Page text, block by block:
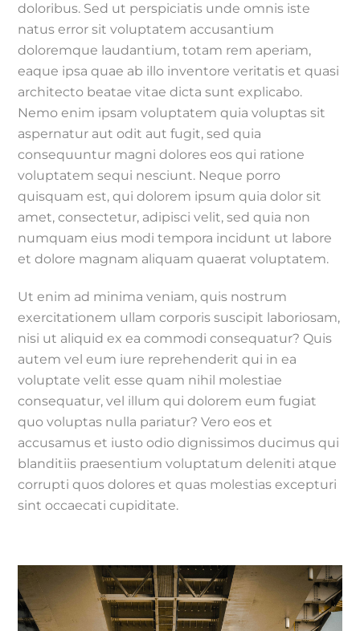
doloribus. Sed ut perspiciatis unde omnis iste
natus error sit voluptatem accusantium
doloremque laudantium, totam rem aperiam,
eaque ipsa quae ab illo inventore veritatis et quasi
architecto beatae vitae dicta sunt explicabo.
Nemo enim ipsam voluptatem quia voluptas sit
aspernatur aut odit aut fugit, sed quia
consequuntur magni dolores eos qui ratione
voluptatem sequi nesciunt. Neque porro
quisquam est, qui dolorem ipsum quia dolor sit
amet, consectetur, adipisci velit, sed quia non
numquam eius modi tempora incidunt ut labore
et dolore magnam aliquam quaerat voluptatem.
Ut enim ad minima veniam, quis nostrum
exercitationem ullam corporis suscipit laboriosam,
nisi ut aliquid ex ea commodi consequatur? Quis
autem vel eum iure reprehenderit qui in ea
voluptate velit esse quam nihil molestiae
consequatur, vel illum qui dolorem eum fugiat
quo voluptas nulla pariatur? Vero eos et
accusamus et iusto odio dignissimos ducimus qui
blanditiis praesentium voluptatum deleniti atque
corrupti quos dolores et quas molestias excepturi
sint occaecati cupiditate.